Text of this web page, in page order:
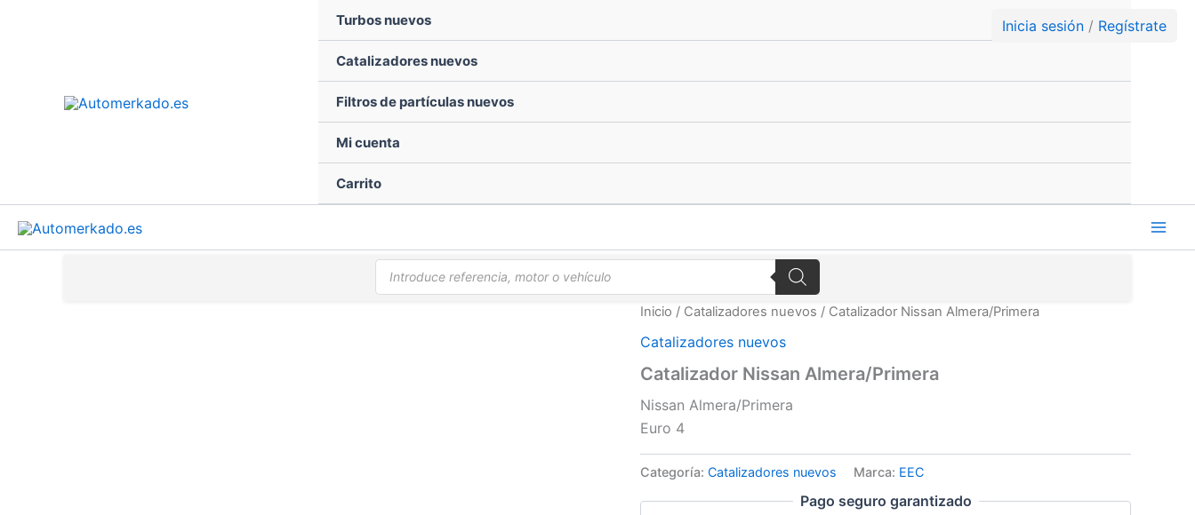
Turbos nuevos
Catalizadores nuevos
Filtros de partículas nuevos
Mi cuenta
Carrito
Inicia sesión / Regístrate
Búsqueda
Inicio / Catalizadores nuevos / Catalizador Nissan Almera/Primera
Catalizadores nuevos
Catalizador Nissan Almera/Primera
Nissan Almera/Primera
Euro 4
Categoría: Catalizadores nuevos Marca: EEC
Pago seguro garantizado